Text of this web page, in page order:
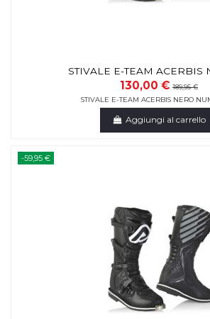
STIVALE E-TEAM ACERBIS
130,00 € 189,95 €
STIVALE E-TEAM ACERBIS NERO
Aggiungi al carrello
-59,95 €